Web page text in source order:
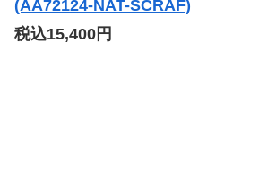
(AA72124-NAT-SCRAF)
税込15,400円